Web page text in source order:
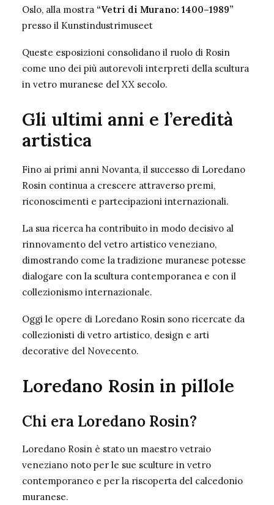
Oslo, alla mostra “Vetri di Murano: 1400–1989”
presso il Kunstindustrimuseet
Queste esposizioni consolidano il ruolo di Rosin
come uno dei più autorevoli interpreti della scultura
in vetro muranese del XX secolo.
Gli ultimi anni e l’eredità
artistica
Fino ai primi anni Novanta, il successo di Loredano
Rosin continua a crescere attraverso premi,
riconoscimenti e partecipazioni internazionali.
La sua ricerca ha contribuito in modo decisivo al
rinnovamento del vetro artistico veneziano,
dimostrando come la tradizione muranese potesse
dialogare con la scultura contemporanea e con il
collezionismo internazionale.
Oggi le opere di Loredano Rosin sono ricercate da
collezionisti di vetro artistico, design e arti
decorative del Novecento.
Loredano Rosin in pillole
Chi era Loredano Rosin?
Loredano Rosin è stato un maestro vetraio
veneziano noto per le sue sculture in vetro
contemporaneo e per la riscoperta del calcedonio
muranese.